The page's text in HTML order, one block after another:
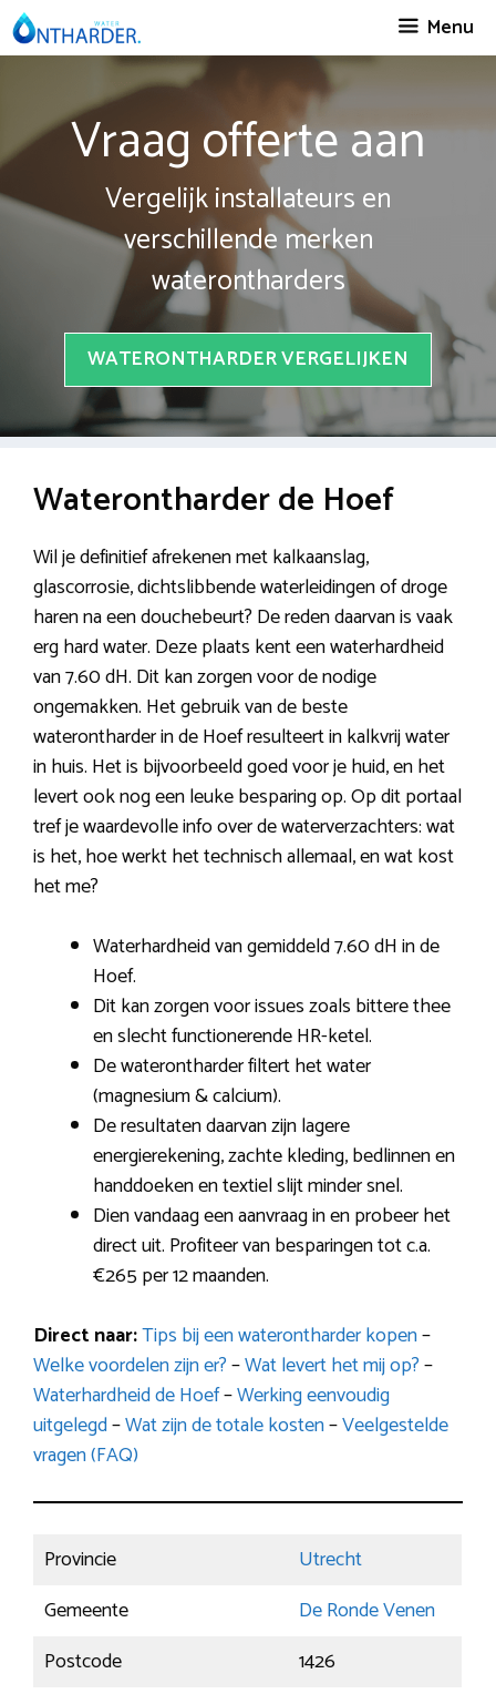
Spring
naar
Menu
Vraag offerte aan
Vergelijk installateurs en
verschillende merken
waterontharders
WATERONTHARDER VERGELIJKEN
Waterontharder de Hoef
Wil je definitief afrekenen met kalkaanslag,
glascorrosie, dichtslibbende waterleidingen of droge
haren na een douchebeurt? De reden daarvan is vaak
erg hard water. Deze plaats kent een waterhardheid
van 7.60 dH. Dit kan zorgen voor de nodige
ongemakken. Het gebruik van de beste
waterontharder in de Hoef resulteert in kalkvrij water
in huis. Het is bijvoorbeeld goed voor je huid, en het
levert ook nog een leuke besparing op. Op dit portaal
tref je waardevolle info over de waterverzachters: wat
is het, hoe werkt het technisch allemaal, en wat kost
het me?
Waterhardheid van gemiddeld 7.60 dH in de
Hoef.
Dit kan zorgen voor issues zoals bittere thee
en slecht functionerende HR-ketel.
De waterontharder filtert het water
(magnesium & calcium).
De resultaten daarvan zijn lagere
energierekening, zachte kleding, bedlinnen en
handdoeken en textiel slijt minder snel.
Dien vandaag een aanvraag in en probeer het
direct uit. Profiteer van besparingen tot c.a.
€265 per 12 maanden.
Direct naar:Tips bij een waterontharder kopen–
Welke voordelen zijn er?–Wat levert het mij op?–
Waterhardheid de Hoef–Werking eenvoudig
uitgelegd–Wat zijn de totale kosten–Veelgestelde
vragen (FAQ)
Provincie
Utrecht
Gemeente
De Ronde Venen
Postcode
1426